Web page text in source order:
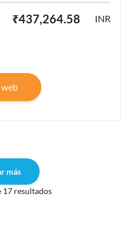
₹437,264.58 INR
web
más
17 resultados